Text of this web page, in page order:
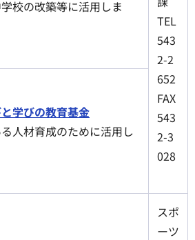
校の改築等に活用しま
TEL
543
2-2
652
FAX
543
2-3
028
学びの教育基金
人材育成のために活用し
スポ
ーツ